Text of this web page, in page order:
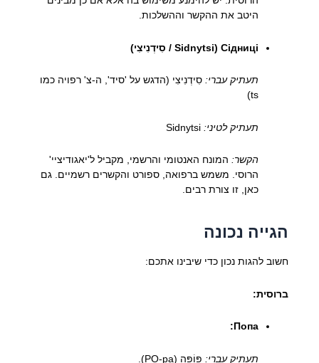
היטב את ההקשר וההשלכות.
Сідниці (Sidnytsi / סִידְנִיצִי)
תעתיק עברי:סִידְנִיצִי (הדגש על 'סיד', ה-צ' רפויה כמו
ts)
תעתיק לטיני:
הקשר:המונח האנטומי והרשמי, מקביל ל'יאגודיציי'
הרוסי. משמש ברפואה, ספורט והקשרים רשמיים. גם
כאן, זו צורת רבים.
הגייה נכונה
חשוב להגות נכון כדי שיבינו אתכם:
ברוסית:
Попа:
תעתיק עברי: פּוֹפָּה (PO-pa).